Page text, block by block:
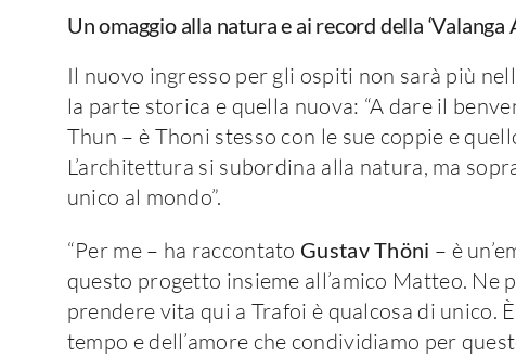
Un omaggio alla natura e ai record della ‘Valanga
Il nuovo ingresso per gli ospiti non sarà più
la parte storica e quella nuova: “A dare il
Thun – è Thoni stesso con le sue coppie e
L’architettura si subordina alla natura, ma
unico al mondo”.
“Per me – ha raccontato Gustav Thöni – è
questo progetto insieme all’amico Matteo. Ne
prendere vita qui a Trafoi è qualcosa di unico.
tempo e dell’amore che condividiamo per